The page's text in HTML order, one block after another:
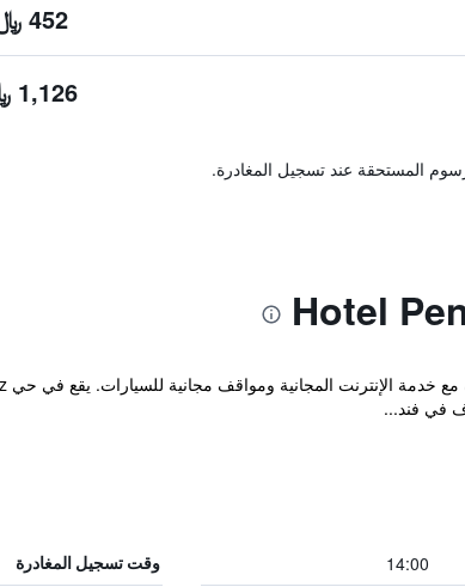
452 ﷼
1,126 ﷼
المستحقة عند تسجيل المغادرة.
14:00 وقت تسجيل المغادرة